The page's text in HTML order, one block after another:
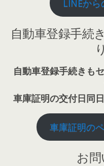
LINEか
自動車登録手続
自動車登録手続きも
車庫証明の交付日同
車庫証明の
お